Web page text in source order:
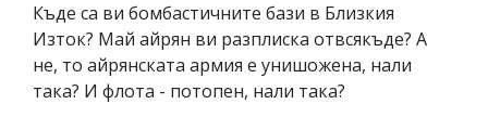
Къде са ви бомбастичните бази в Близкия
Изток? Май айрян ви разплиска отвсякъде? А
не, то айрянската армия е унишожена, нали
така? И флота - потопен, нали така?